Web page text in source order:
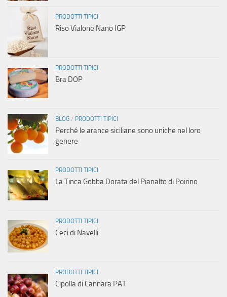
PRODOTTI TIPICI
Riso Vialone Nano IGP
PRODOTTI TIPICI
Bra DOP
BLOG / PRODOTTI TIPICI
Perché le arance siciliane sono uniche nel loro
genere
PRODOTTI TIPICI
La Tinca Gobba Dorata del Pianalto di Poirino
PRODOTTI TIPICI
Ceci di Navelli
PRODOTTI TIPICI
Cipolla di Cannara PAT